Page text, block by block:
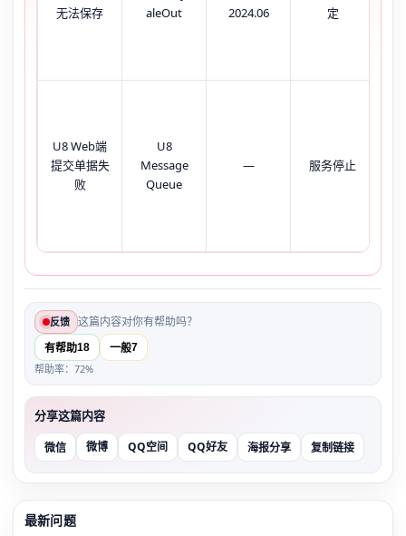
无法保存
aleOut
2024.06
定
U8 Web端
提交单据失
败
U8
Message
Queue
— 服务停止
反馈 这篇内容对你有帮助吗？
有帮助18 一般7
帮助率：72%
分享这篇内容
微信 微博 QQ空间 QQ好友 海报分享 复制链接
最新问题